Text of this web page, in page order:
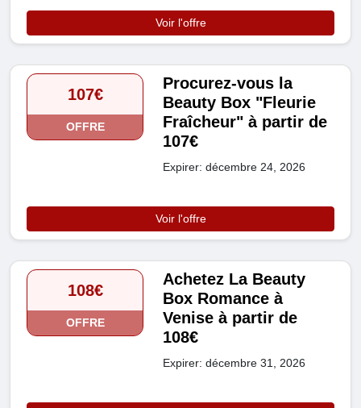
Voir l'offre
107€
OFFRE
Procurez-vous la
Beauty Box "Fleurie
Fraîcheur" à partir de
107€
Expirer: décembre 24, 2026
Voir l'offre
108€
OFFRE
Achetez La Beauty
Box Romance à
Venise à partir de
108€
Expirer: décembre 31, 2026